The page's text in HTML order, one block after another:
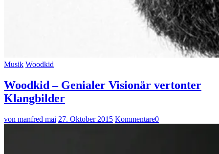
Musik Woodkid
Woodkid – Genialer Visionär vertonter
Klangbilder
von manfred mai 27. Oktober 2015 Kommentare0